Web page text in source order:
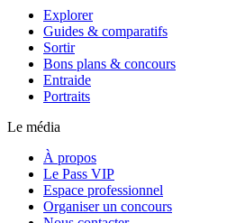
Explorer
Guides & comparatifs
Sortir
Bons plans & concours
Entraide
Portraits
Le média
À propos
Le Pass VIP
Espace professionnel
Organiser un concours